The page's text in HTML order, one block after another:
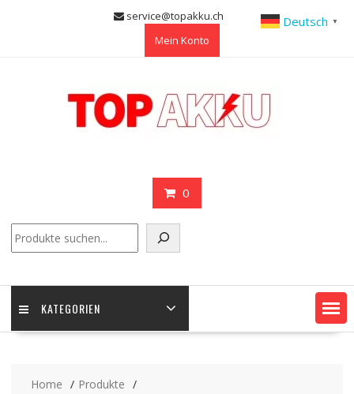
service@topakku.ch
Mein Konto
0
KATEGORIEN
Home
Produkte
Deutsch ▼